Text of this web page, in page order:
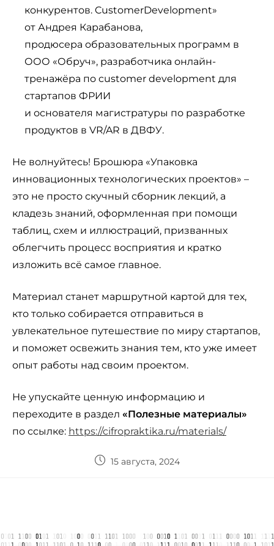
конкурентов. CustomerDevelopment»
от Андрея Карабанова,
продюсера образовательных программ в
ООО «Обруч», разработчика онлайн-
тренажёра по customer development для
стартапов ФРИИ
и основателя магистратуры по разработке
продуктов в VR/AR в ДВФУ.
Не волнуйтесь! Брошюра «Упаковка
инновационных технологических проектов» –
это не просто скучный сборник лекций, а
кладезь знаний, оформленная при помощи
таблиц, схем и иллюстраций, призванных
облегчить процесс восприятия и кратко
изложить всё самое главное.
Материал станет маршрутной картой для тех,
кто только собирается отправиться в
увлекательное путешествие по миру стартапов,
и поможет освежить знания тем, кто уже имеет
опыт работы над своим проектом.
Не упускайте ценную информацию и
переходите в раздел «Полезные материалы»
по ссылке: https://cifropraktika.ru/materials/
15 августа, 2024